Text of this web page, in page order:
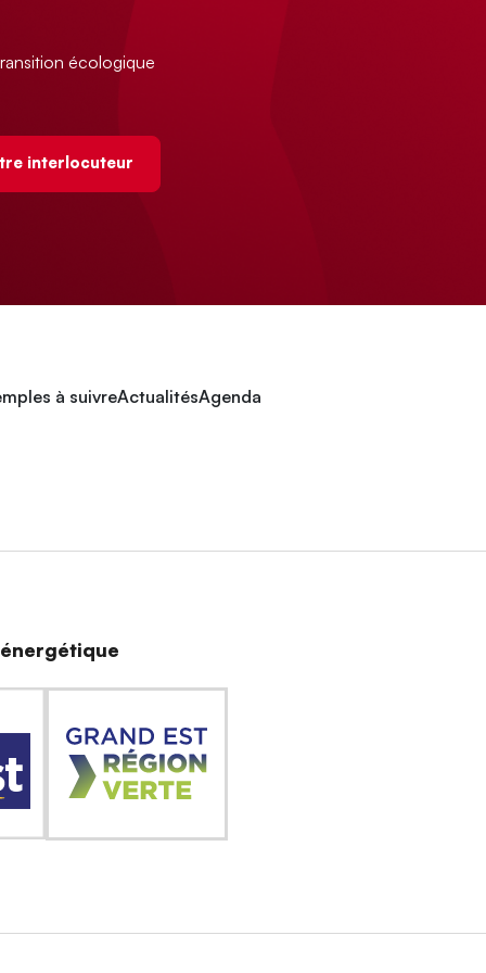
écologique
interlocuteur
à suivreActualitésAgenda